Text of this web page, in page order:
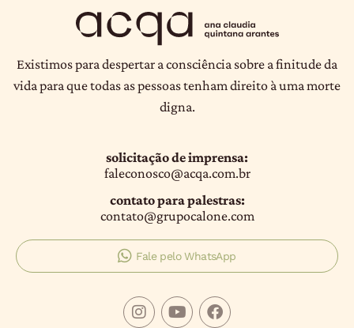
Existimos para despertar a consciência sobre a finitude da
vida para que todas as pessoas tenham direito à uma morte
digna.
solicitação de imprensa:
faleconosco@acqa.com.br
contato para palestras:
contato@grupocalone.com
Fale pelo WhatsApp